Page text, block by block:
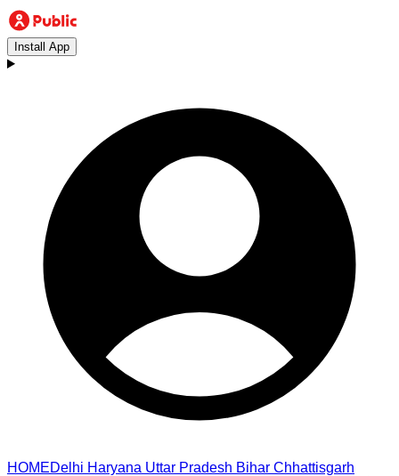
Install App
HOMEDelhi Haryana Uttar Pradesh Bihar Chhattisgarh